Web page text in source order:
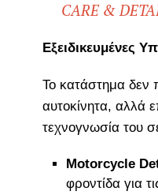
CARE &
Εξειδικευμένες
Το κατάστημα δεν
αυτοκίνητα, αλλά
τεχνογνωσία του
Motorcycle
φροντίδα για